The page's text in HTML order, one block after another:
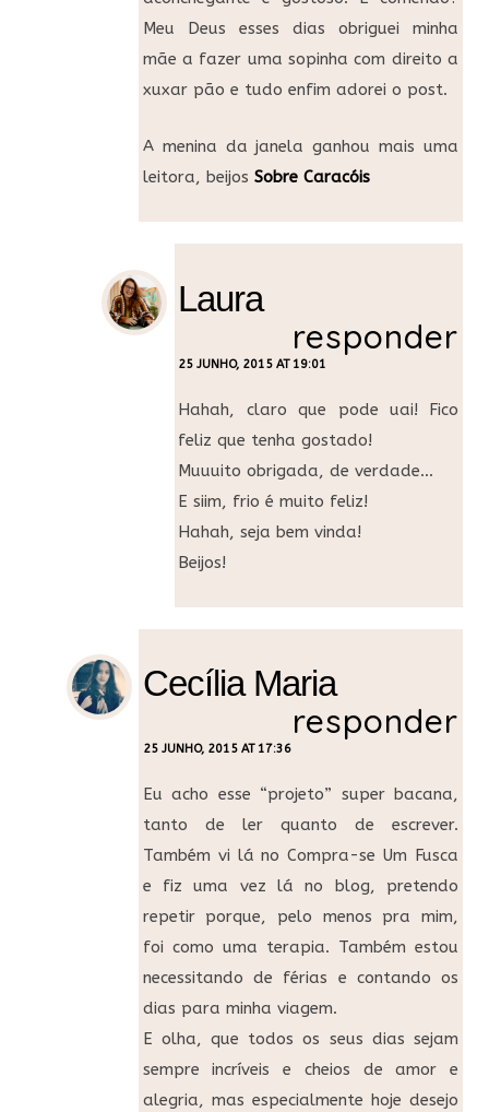
Meu Deus esses dias obriguei minha
mãe a fazer uma sopinha com direito a
xuxar pão e tudo enfim adorei o post.
A menina da janela ganhou mais uma
leitora, beijos Sobre Caracóis
Laura
25 JUNHO, 2015 AT 19:01
responder
Hahah, claro que pode uai! Fico
feliz que tenha gostado!
Muuuito obrigada, de verdade…
E siim, frio é muito feliz!
Hahah, seja bem vinda!
Beijos!
Cecília Maria
25 JUNHO, 2015 AT 17:36
responder
Eu acho esse “projeto” super bacana,
tanto de ler quanto de escrever.
Também vi lá no Compra-se Um Fusca
e fiz uma vez lá no blog, pretendo
repetir porque, pelo menos pra mim,
foi como uma terapia. Também estou
necessitando de férias e contando os
dias para minha viagem.
E olha, que todos os seus dias sejam
sempre incríveis e cheios de amor e
alegria, mas especialmente hoje desejo